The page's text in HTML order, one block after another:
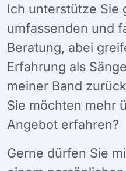
Ich unterstütze Sie
umfassenden und
Beratung, abei
Erfahrung als
meiner Band
Sie möchten mehr
Angebot erfahren?
Gerne dürfen Sie